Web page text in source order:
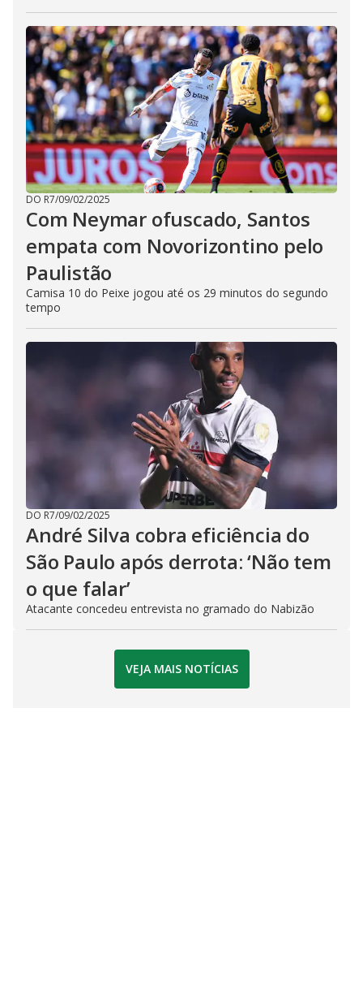
DO R7/09/02/2025
Com Neymar ofuscado, Santos
empata com Novorizontino pelo
Paulistão
Camisa 10 do Peixe jogou até os 29 minutos do segundo
tempo
DO R7/09/02/2025
André Silva cobra eficiência do
São Paulo após derrota: ‘Não tem
o que falar’
Atacante concedeu entrevista no gramado do Nabizão
VEJA MAIS NOTÍCIAS